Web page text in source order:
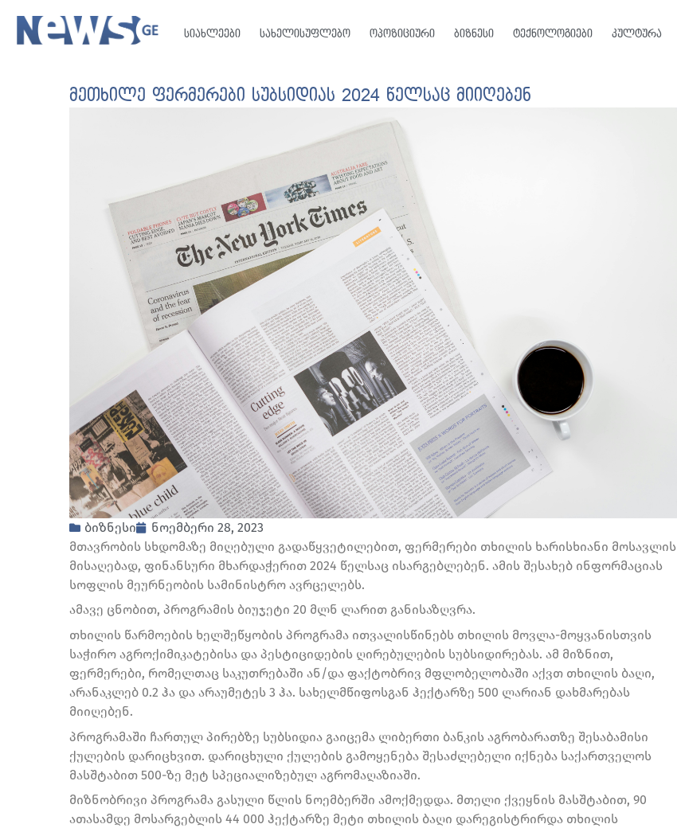
სიახლეები სახელისუფლებო ოპოზიციური ბიზნესი ტექნოლოგიები კულტურა
მეთხილე ფერმერები სუბსიდიას 2024 წელსაც მიიღებენ
ბიზნესი
ნოემბერი 28, 2023
მთავრობის სხდომაზე მიღებული გადაწყვეტილებით, ფერმერები თხილის ხარისხიანი მოსავლის
მისაღებად, ფინანსური მხარდაჭერით 2024 წელსაც ისარგებლებენ. ამის შესახებ ინფორმაციას
სოფლის მეურნეობის სამინისტრო ავრცელებს.
ამავე ცნობით, პროგრამის ბიუჯეტი 20 მლნ ლარით განისაზღვრა.
თხილის წარმოების ხელშეწყობის პროგრამა ითვალისწინებს თხილის მოვლა-მოყვანისთვის
საჭირო აგროქიმიკატებისა და პესტიციდების ღირებულების სუბსიდირებას. ამ მიზნით,
ფერმერები, რომელთაც საკუთრებაში ან/და ფაქტობრივ მფლობელობაში აქვთ თხილის ბაღი,
არანაკლებ 0.2 ჰა და არაუმეტეს 3 ჰა. სახელმწიფოსგან ჰექტარზე 500 ლარიან დახმარებას
მიიღებენ.
პროგრამაში ჩართულ პირებზე სუბსიდია გაიცემა ლიბერთი ბანკის აგრობარათზე შესაბამისი
ქულების დარიცხვით. დარიცხული ქულების გამოყენება შესაძლებელი იქნება საქართველოს
მასშტაბით 500-ზე მეტ სპეციალიზებულ აგრომაღაზიაში.
მიზნობრივი პროგრამა გასული წლის ნოემბერში ამოქმედდა. მთელი ქვეყნის მასშტაბით, 90
ათასამდე მოსარგებლის 44 000 ჰექტარზე მეტი თხილის ბაღი დარეგისტრირდა თხილის